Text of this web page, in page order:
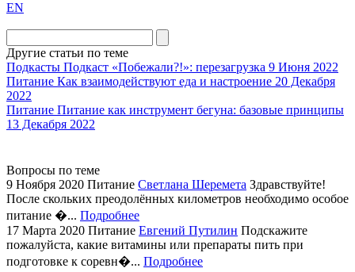
the
division
agent
watch
replica
showcases
substantial
areas.
replica
bvlgari
watches
+maserati
online
for
EN
Другие статьи по теме
Подкасты Подкаст «Побежали?!»: перезагрузка 9 Июня 2022
Питание Как взаимодействуют еда и настроение 20 Декабря
2022
Питание Питание как инструмент бегуна: базовые принципы
13 Декабря 2022
Вопросы по теме
9 Ноября 2020 Питание Светлана Шеремета Здравствуйте!
После скольких преодолённых километров необходимо особое
питание �... Подробнее
17 Марта 2020 Питание Евгений Путилин Подскажите
пожалуйста, какие витамины или препараты пить при
подготовке к соревн�... Подробнее